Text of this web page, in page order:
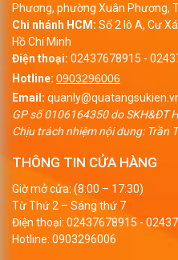
Phương, phường Xuân Phương,
Chi nhánh HCM: Số 2 lô A, Cư
Hồ Chí Minh
Điện thoại: 02437678915 -
Hotline: 0903296006
Email:
GP số 0106164350 do SKH&ĐT
Chịu trách nhiệm nội dung: Trần
THÔNG TIN CỬA HÀNG
Giờ mở cửa: (8:00 – 17:30)
Từ Thứ 2 – Sáng thứ 7
Điện thoại: 02437678915 -
Hotline: 0903296006